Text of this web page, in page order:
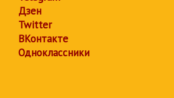
Дзен
Twitter
ВКонтакте
Одноклассники